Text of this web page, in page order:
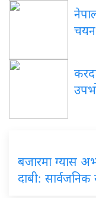
चयन
बजारमा ग्यास
दाबी: सार्वजनिक